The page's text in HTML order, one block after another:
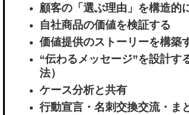
顧客の「選ぶ理由」を構造的
自社商品の価値を検証する
価値提供のストーリーを構築
“伝わるメッセージ”を設計す
法）
ケース分析と共有
行動宣言・名刺交換交流・ま